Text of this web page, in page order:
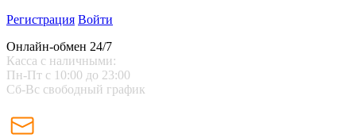
Регистрация Войти
Онлайн-обмен 24/7
Касса с наличными:
Пн-Пт с 10:00 до 23:00
Сб-Вс свободный график